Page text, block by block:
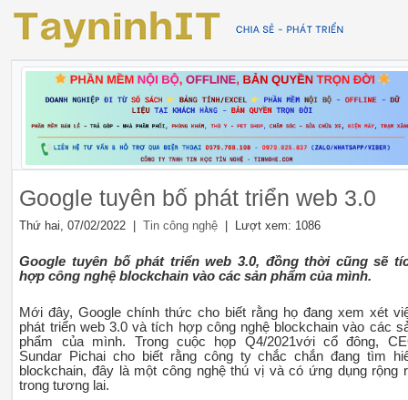
Google tuyên bố phát triển web 3.0
Thứ hai, 07/02/2022 |Tin công nghệ | Lượt xem: 1086
Google tuyên bố phát triển web 3.0, đồng thời cũng sẽ
hợp công nghệ blockchain vào các sản phẩm của mình.
Mới đây, Google chính thức cho biết rằng họ đang xem xét
phát triển web 3.0 và tích hợp công nghệ blockchain vào các
phẩm của mình. Trong cuộc họp Q4/2021với cổ đông,
Sundar Pichai cho biết rằng công ty chắc chắn đang tìm
blockchain, đây là một công nghệ thú vị và có ứng dụng rộng
trong tương lai.